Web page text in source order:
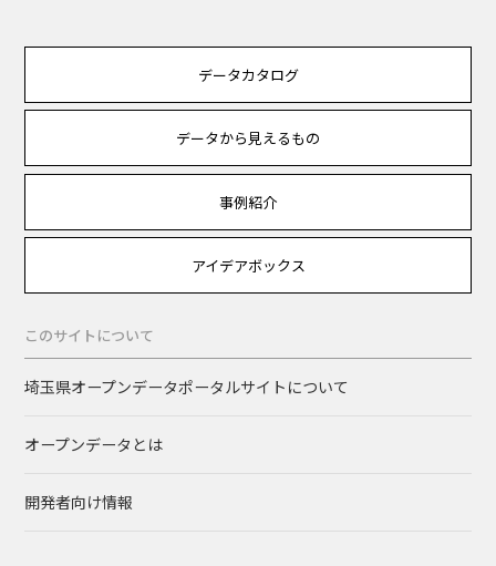
データカタログ
データから見えるもの
事例紹介
アイデアボックス
このサイトについて
埼玉県オープンデータポータルサイトについて
オープンデータとは
開発者向け情報